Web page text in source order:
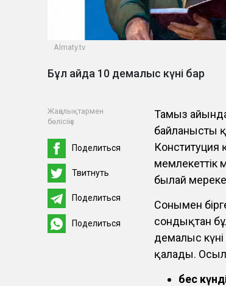
Almaty.tv
Бұл айда 10 демалыс күні бар
Жаңалықтармен
бөлісіңіз
Поделиться
Твитнуть
Поделиться
Поделиться
Тамыз
байланысты
Конституция
мемлекеттік
былай
Сонымен
сондықтан
демалыс
қалады.
бес